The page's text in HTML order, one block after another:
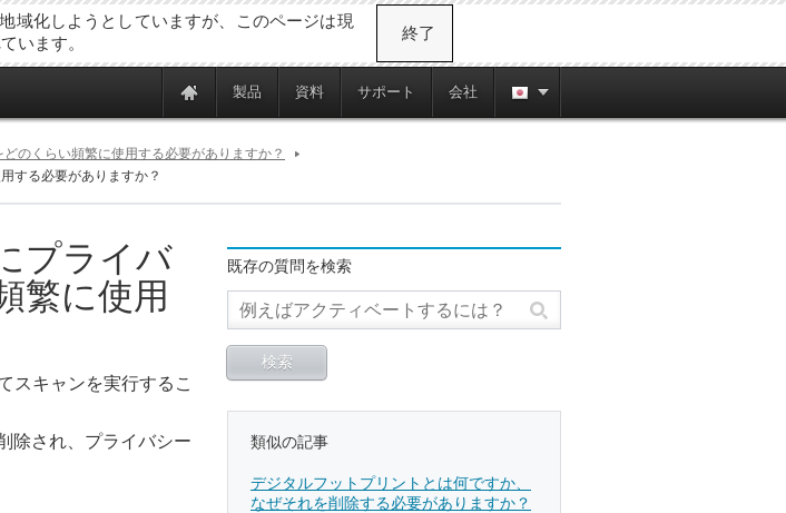
域化しようとしていますが、このページは現
います。
終了
製品 資料 サポート 会社
のくらい頻繁に使用する必要がありますか？
する必要がありますか？
プライバ
繁に使用
スキャンを実行するこ
除され、プライバシー
既存の質問を検索
類似の記事
デジタルフットプリントとは何ですか、
なぜそれを削除する必要がありますか？